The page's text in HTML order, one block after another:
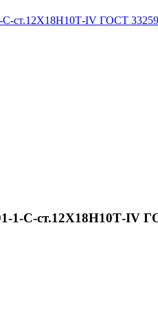
1-С-ст.12Х18Н10Т-IV